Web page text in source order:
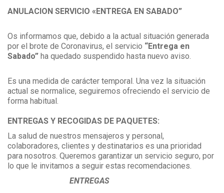
ANULACION SERVICIO «ENTREGA EN SABADO”
Os informamos que, debido a la actual situación generada
por el brote de Coronavirus, el servicio “Entrega en
Sabado” ha quedado suspendido hasta nuevo aviso.
Es una medida de carácter temporal. Una vez la situación
actual se normalice, seguiremos ofreciendo el servicio de
forma habitual.
ENTREGAS Y RECOGIDAS DE PAQUETES:
La salud de nuestros mensajeros y personal,
colaboradores, clientes y destinatarios es una prioridad
para nosotros. Queremos garantizar un servicio seguro, por
lo que le invitamos a seguir estas recomendaciones.
ENTREGAS